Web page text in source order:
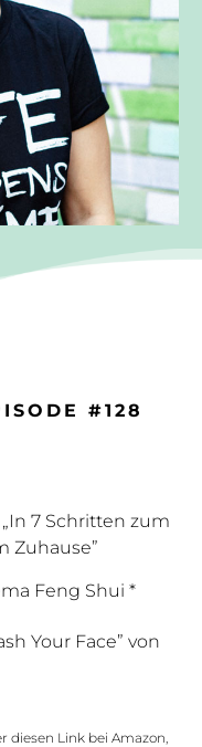
#128
7 Schritten zum
Zuhause”
Feng Shui *
Your Face” von
diesen Link bei Amazon,